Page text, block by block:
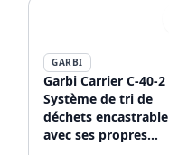
GARBI
Garbi Carrier C-40-2
Système de tri de
déchets encastrable
avec ses propres